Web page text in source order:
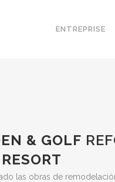
ENTREPRISE
& GOLF
las obras de